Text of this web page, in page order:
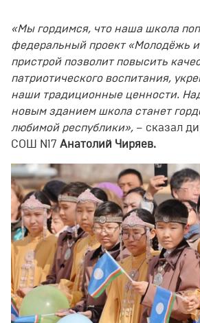
«Мы гордимся, что наша школа
федеральный проект «Молодёжь
пристрой позволит повысить
патриотического воспитания,
наши традиционные ценности.
новым зданием школа станет
любимой республики», – сказал
СОШ N17 Анатолий Чиряев.